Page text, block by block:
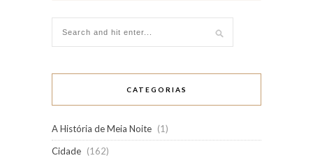
CATEGORIAS
A História de Meia Noite (1)
Cidade (162)